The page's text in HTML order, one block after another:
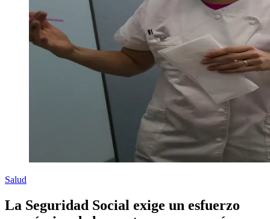
Salud
La Seguridad Social exige un esfuerzo